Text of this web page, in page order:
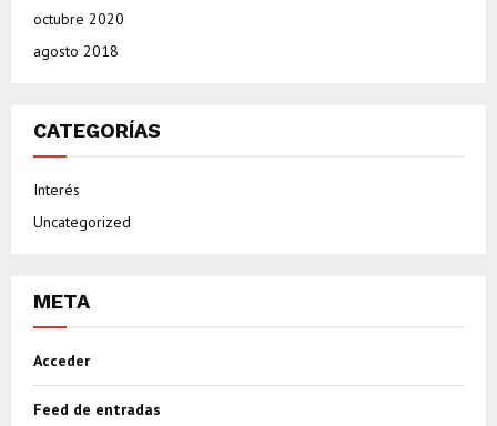
octubre 2020
agosto 2018
CATEGORÍAS
Interés
Uncategorized
META
Acceder
Feed de entradas